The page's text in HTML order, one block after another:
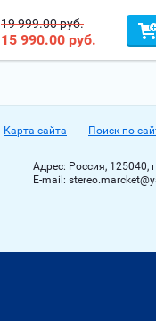
19 999.00 руб.
15 990.00 руб.
Карта сайта Поиск по
Адрес: Россия, 125040,
Е-mail: